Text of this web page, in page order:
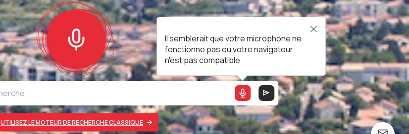
Il semblerait que votre microphone ne
fonctionne pas ou votre navigateur
n'est pas compatible
UTILISEZ LE MOTEUR DE RECHERCHE CLASSIQUE